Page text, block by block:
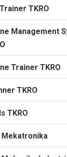
TKRO
Management
Trainer TKRO
TKRO
TKRO